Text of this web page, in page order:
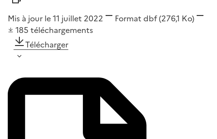
Mis à jour le 11 juillet 2022 Format dbf(276,1 Ko)
185 téléchargements
Télécharger